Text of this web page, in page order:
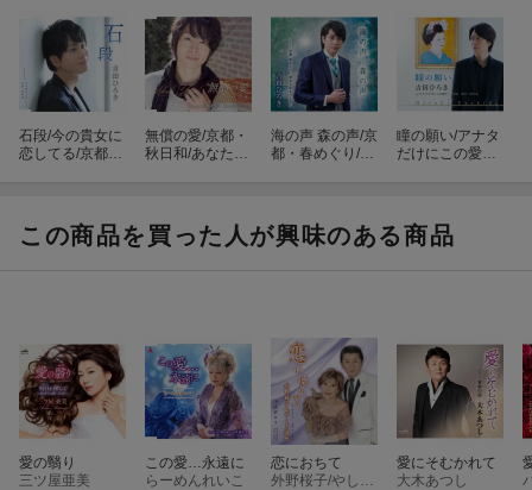
石段/今の貴女に
恋してる/京都・
無償の愛/京都・
秋日和/あなたに
海の声 森の声/京
都・春めぐり/貴
瞳の願い/アナタ
だけにこの愛を/
この商品を買った人が興味のある商品
愛の翳り
三ツ屋亜美
この愛…永遠に
らーめんれいこ
恋におちて
愛にそむかれて
大木あつし